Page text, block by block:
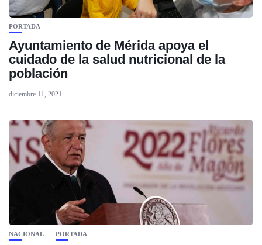
PORTADA
Ayuntamiento de Mérida apoya el
cuidado de la salud nutricional de la
población
diciembre 11, 2021
NACIONAL PORTADA